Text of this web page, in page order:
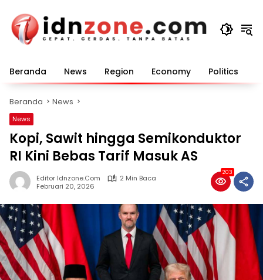
konten
Beranda News Region Economy Politics
Beranda News
News
Kopi, Sawit hingga Semikonduktor
RI Kini Bebas Tarif Masuk AS
Editor Idnzone.com
2 Min Baca
Februari 20, 2026
203